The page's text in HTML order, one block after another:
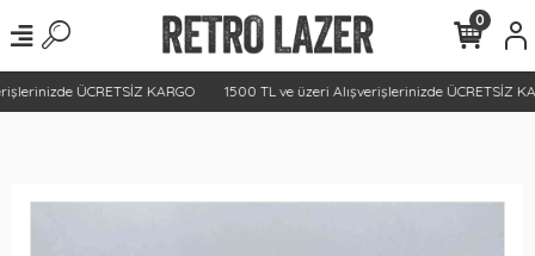
ÜCRETSİZ KARGO 1500 TL ve üzeri Alışverişlerinizde ÜCRETSİZ
0